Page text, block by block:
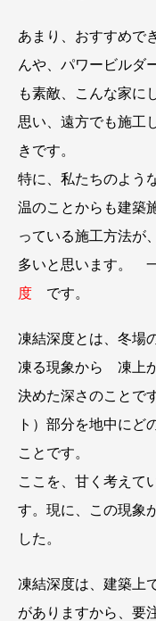
あまり、おすすめで
んや、パワービルダ
も素敵、こんな家に
思い、遠方でも施工
きです。
特に、私たちのよう
温のことからも建築
っている施工方法が
多いと思います。
度 です。
凍結深度とは、冬場
凍る現象から 凍上
決めた深さのことで
ト）部分を地中にど
ことです。
ここを、甘く考えて
す。現に、この現象
した。
凍結深度は、建築上
がありますから、